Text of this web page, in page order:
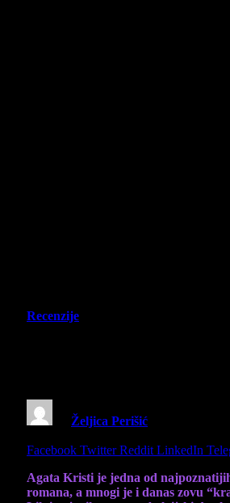
Recenzije
Željica Perišić
Facebook Twitter Reddit LinkedIn
Agata Kristi je jedna od
romana, a mnogi je i danas zovu